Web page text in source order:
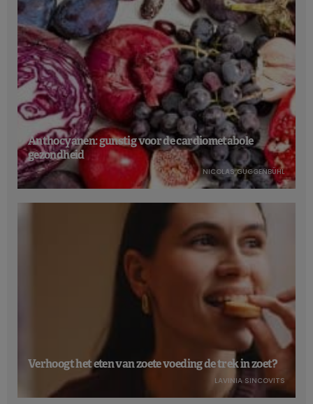
Anthocyanen: gunstig voor de cardiometabole
gezondheid
NICOLAS GUGGENBÜHL
Verhoogt het eten van zoete voeding de trek in zoet?
LAVINIA SINCOVITS